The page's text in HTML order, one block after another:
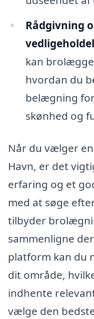
Rådgivning
kan
hvordan du
belægning
skønhed og
Når du vælger
Havn, er det
erfaring og et
med at søge
tilbyder
sammenligne
platform kan du
dit område,
indhente
vælge den